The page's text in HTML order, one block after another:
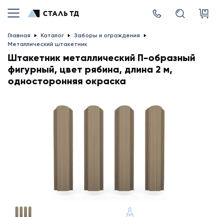
Главная Каталог
Заборы и ограждения
Металлический штакетник
Штакетник металлический П-образный
фигурный, цвет рябина, длина 2 м,
односторонняя окраска